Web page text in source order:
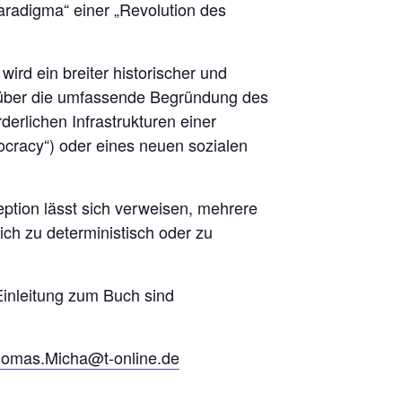
einer „Revolution des
ein breiter historischer und
die umfassende Begründung des
Infrastrukturen einer
oder eines neuen sozialen
lässt sich verweisen, mehrere
zu deterministisch oder zu
zum Buch sind
online.de